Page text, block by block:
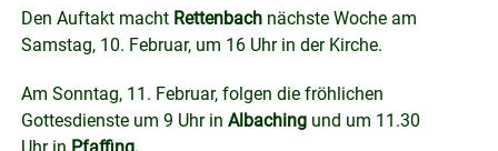
Den Auftakt macht Rettenbach nächste Woche am
Samstag, 10. Februar, um 16 Uhr in der Kirche.
Am Sonntag, 11. Februar, folgen die fröhlichen
Gottesdienste um 9 Uhr in Albaching und um 11.30